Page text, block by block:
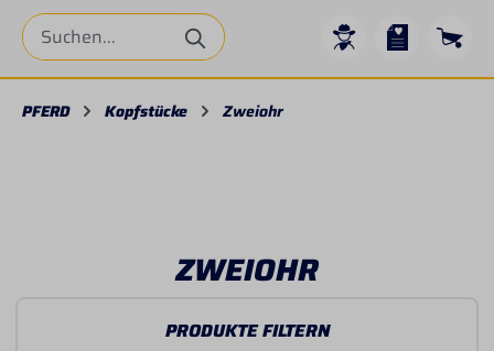
PFERD Kopfstücke Zweiohr
ZWEIOHR
PRODUKTE FILTERN